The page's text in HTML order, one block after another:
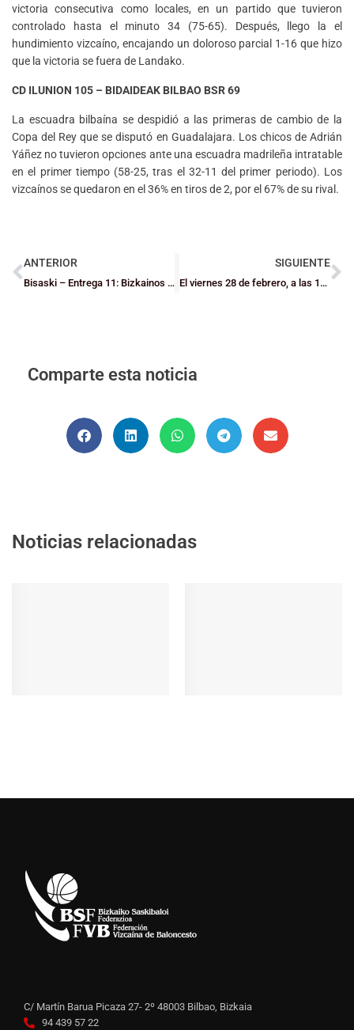
victoria consecutiva como locales, en un partido que tuvieron
controlado hasta el minuto 34 (75-65). Después, llego la el
hundimiento vizcaíno, encajando un doloroso parcial 1-16 que hizo
que la victoria se fuera de Landako.
CD ILUNION 105 – BIDAIDEAK BILBAO BSR 69
La escuadra bilbaína se despidió a las primeras de cambio de la
Copa del Rey que se disputó en Guadalajara. Los chicos de Adrián
Yáñez no tuvieron opciones ante una escuadra madrileña intratable
en el primer tiempo (58-25, tras el 32-11 del primer periodo). Los
vizcaínos se quedaron en el 36% en tiros de 2, por el 67% de su rival.
ANTERIOR
Bisaski – Entrega 11: Bizkainos en el extranjero – Markel Mendibe
SIGUIENTE
El viernes 28 de febrero, a las 14 horas, se cierra el plazo para inscripción de licencias de jugadoras/es
Comparte esta noticia
Noticias relacionadas
C/ Martín Barua Picaza 27- 2º 48003 Bilbao, Bizkaia
94 439 57 22